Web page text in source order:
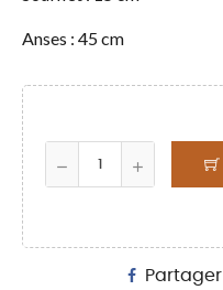
Anses : 45 cm
Partager